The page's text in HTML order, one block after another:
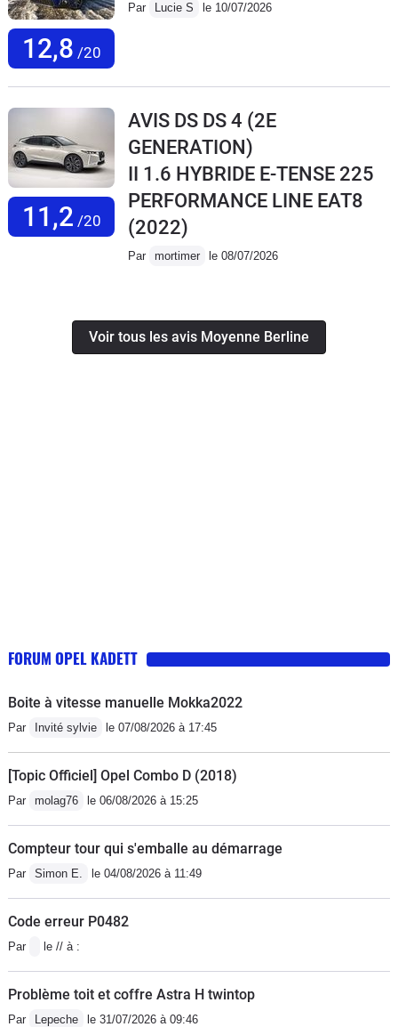
12,8 /20
Par Lucie S le 10/07/2026
11,2 /20
AVIS DS DS 4 (2E
GENERATION)
II 1.6 HYBRIDE E-TENSE 225
PERFORMANCE LINE EAT8
(2022)
Par mortimer le 08/07/2026
Voir tous les avis Moyenne Berline
FORUM OPEL KADETT
Boite à vitesse manuelle Mokka2022
Par Invité sylvie le 07/08/2026 à 17:45
[Topic Officiel] Opel Combo D (2018)
Par molag76 le 06/08/2026 à 15:25
Compteur tour qui s'emballe au démarrage
Par Simon E. le 04/08/2026 à 11:49
Code erreur P0482
Par le // à :
Problème toit et coffre Astra H twintop
Par Lepeche le 31/07/2026 à 09:46